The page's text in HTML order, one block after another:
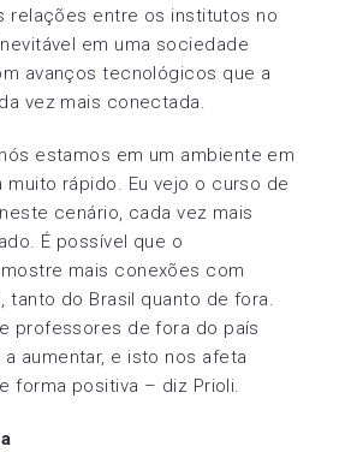
relações entre os institutos no
em uma sociedade
avanços tecnológicos que a
vez mais conectada.
estamos em um ambiente em
muito rápido. Eu vejo o curso de
cenário, cada vez mais
É possível que o
mais conexões com
tanto do Brasil quanto de fora.
professores de fora do país
aumentar, e isto nos afeta
forma positiva – diz Prioli.